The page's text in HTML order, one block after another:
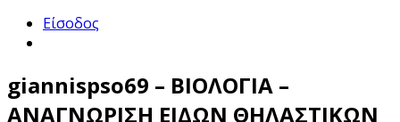
Είσοδος
giannispso69 – ΒΙΟΛΟΓΙΑ –
ΑΝΑΓΝΩΡΙΣΗ ΕΙΔΩΝ ΘΗΛΑΣΤΙΚΩΝ